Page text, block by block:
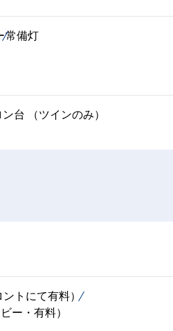
常備灯
台 （ツインのみ）
ントにて有料）
ー・有料）